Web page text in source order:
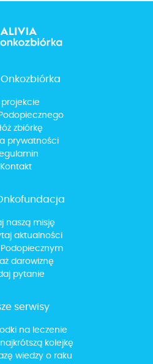
projekcie
zbiórkę
prywatności
Kontakt
naszą misję
aktualności
darowiznę
pytanie
serwisy
na leczenie
kolejkę
wiedzy o raku